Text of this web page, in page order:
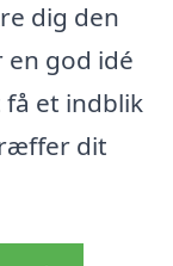
dig den
en god idé
et indblik
dit